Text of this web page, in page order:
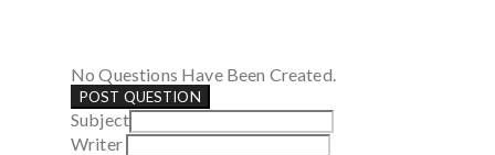
No Questions Have Been Created.
POST QUESTION
Subject
Writer